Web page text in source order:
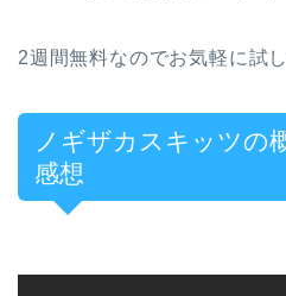
2週間無料なのでお気軽に試
ノギザカスキッツの
感想